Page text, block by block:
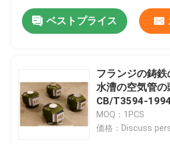
ベストプライス
フランジの鋳
水漕の空気管の
CB/T3594-
テンレス鋼
MOQ：1PCS
価格：Discuss